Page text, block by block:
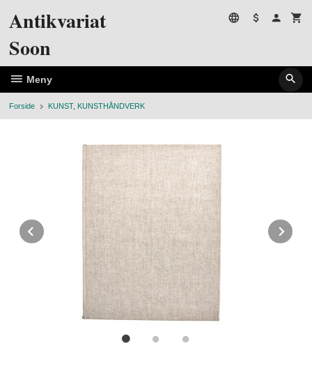
Antikvariat
Soon
Meny
Forside KUNST, KUNSTHÅNDVERK
Prev